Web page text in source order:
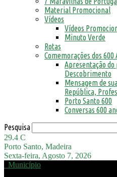
Material Promocional
Vídeos
Vídeos
Minuto Verde
Rotas
Comemorações dos 600
Apresentação do
Descobrimento
Mensagem de
República,
Porto Santo 600
Conversas 600
Pesquisa
29.4 C
Porto Santo, Madeira
Sexta-feira, Agosto 7, 2026
Município